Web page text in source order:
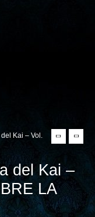
Kai – Vol.
del Kai –
LA